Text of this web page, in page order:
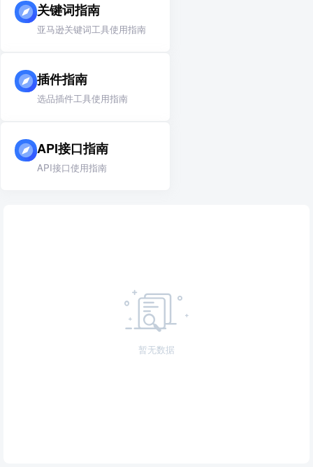
关键词指南
亚马逊关键词工具使用指南
插件指南
选品插件工具使用指南
API接口指南
API接口使用指南
暂无数据